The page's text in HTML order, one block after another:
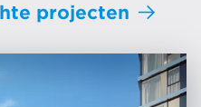
projecten